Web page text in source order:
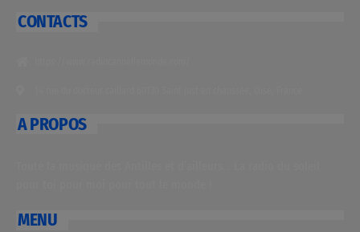
CONTACTS
A PROPOS
MENU